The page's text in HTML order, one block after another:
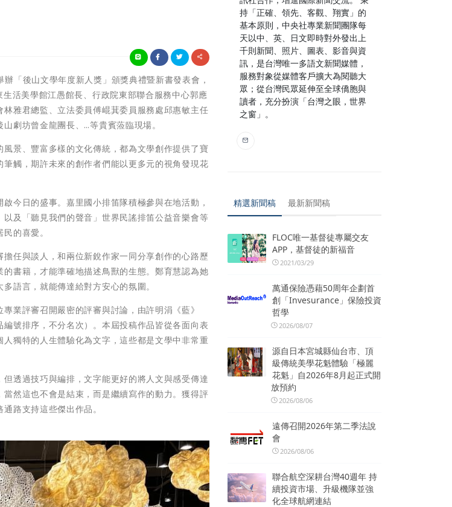
「後山文學年度新人獎」頒獎典禮暨新書發表會，
活美學館江愚館長、行政院東部聯合服務中心郭應
雅君總監、立法委員傅崐萁委員服務處邱惠敏主任
劇坊曾金龍團長、…等貴賓蒞臨現場。
景、豐富多樣的文化傳統，都為文學創作提供了寶
觸，期許未來的創作者們能以更多元的視角發現花
今日的盛事。嘉里國小排笛隊積極參與在地活動，
及「聽見我們的聲音」世界民謠排笛公益音樂會等
的喜愛。
任與談人，和兩位新銳作家一同分享創作的心路歷
書籍，才能準確地描述鳥獸的生態。鄭育慧認為她
語言，就能傳達給對方安心的氛圍。
業評審召開嚴密的評審與討論，由許明涓《藍》
號排序，不分名次）。本屆投稿作品皆從各面向表
獨特的人生體驗化為文字，這些都是文學中非常重
透過技巧與編排，文字能更好的將人文與感受傳達
然這也不會是結束，而是繼續寫作的動力。獲得評
路支持這些傑出作品。
持「正確、領先、客觀、翔實」的
基本原則，中央社專業新聞團隊每
天以中、英、日文即時對外發出上
千則新聞、照片、圖表、影音與資
訊，是台灣唯一多語文新聞媒體，
服務對象從媒體客戶擴大為閱聽大
眾；從台灣民眾延伸至全球僑胞與
讀者，充分扮演「台灣之眼，世界
之窗」。
精選新聞稿 最新新聞稿
FLOC唯一基督徒專屬交友
APP，基督徒的新福音
2021/03/29
萬通保險憑藉50周年企劃首
創「Invesurance」保險投資
哲學
2026/08/07
源自日本宮城縣仙台市、頂
級傳統美學花魁體驗「極麗
花魁」自2026年8月起正式開
放預約
2026/08/06
遠傳召開2026年第二季法說
會
2026/08/06
聯合航空深耕台灣40週年 持
續投資市場、升級機隊並強
化全球航網連結